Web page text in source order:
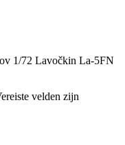
1/72 Lavočkin La-5FN
velden zijn